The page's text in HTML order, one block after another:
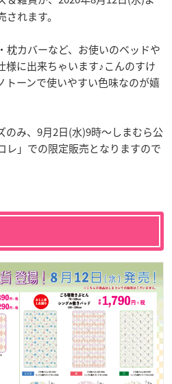
れます。
枕カバーなど、お使いのベッドや
様に出来ちゃいます♪こんのすけ
トーンで使いやすい色味なのが嬉
のみ、9月2日(水)9時〜しまむら公
レ」での限定販売となりますので